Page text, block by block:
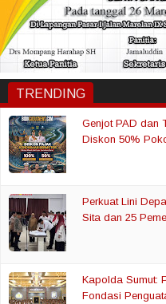
TRENDING
Genjot PAD dan
Diskon 50%
Perkuat Lini
Sita dan 25
Kapolda Sumut:
Fondasi